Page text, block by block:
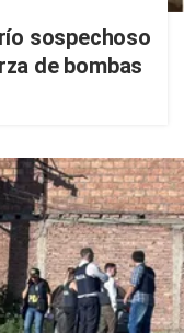
sospechoso
de bombas